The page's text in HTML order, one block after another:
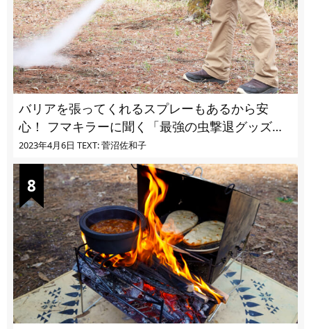
バリアを張ってくれるスプレーもあるから安
心！ フマキラーに聞く「最強の虫撃退グッズ
vol.4」【キャンプサイトで使う虫よけ】
2023年4月6日 TEXT: 菅沼佐和子